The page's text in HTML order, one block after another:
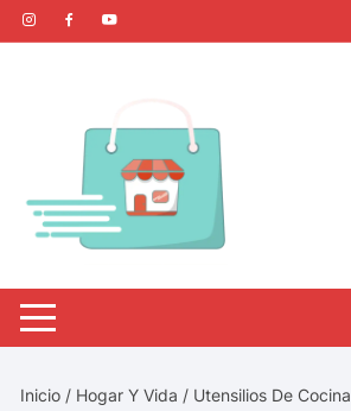
Inicio / Hogar Y Vida / Utensilios De Cocina